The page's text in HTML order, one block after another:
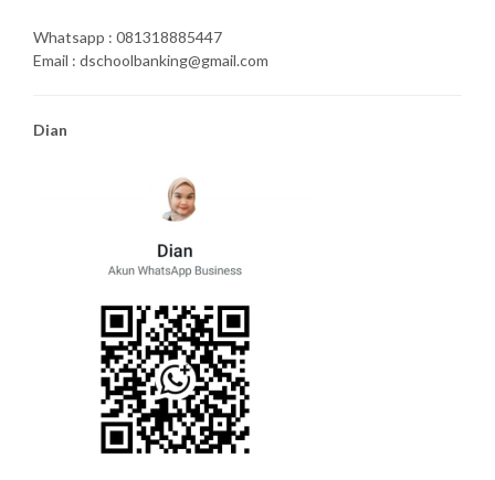
Whatsapp : 081318885447
Email : dschoolbanking@gmail.com
Dian